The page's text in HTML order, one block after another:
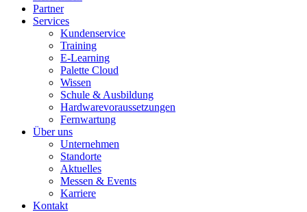
Partner
Services
Kundenservice
Training
E-Learning
Palette Cloud
Wissen
Schule & Ausbildung
Hardwarevoraussetzungen
Fernwartung
Über uns
Unternehmen
Standorte
Aktuelles
Messen & Events
Karriere
Kontakt